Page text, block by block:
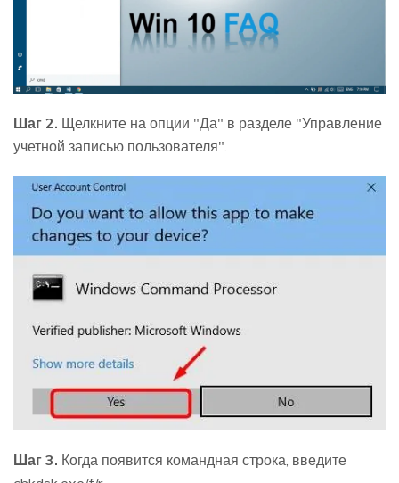
Шаг 2. Щелкните на опции "Да" в разделе "Управление
учетной записью пользователя".
Шаг 3. Когда появится командная строка, введите